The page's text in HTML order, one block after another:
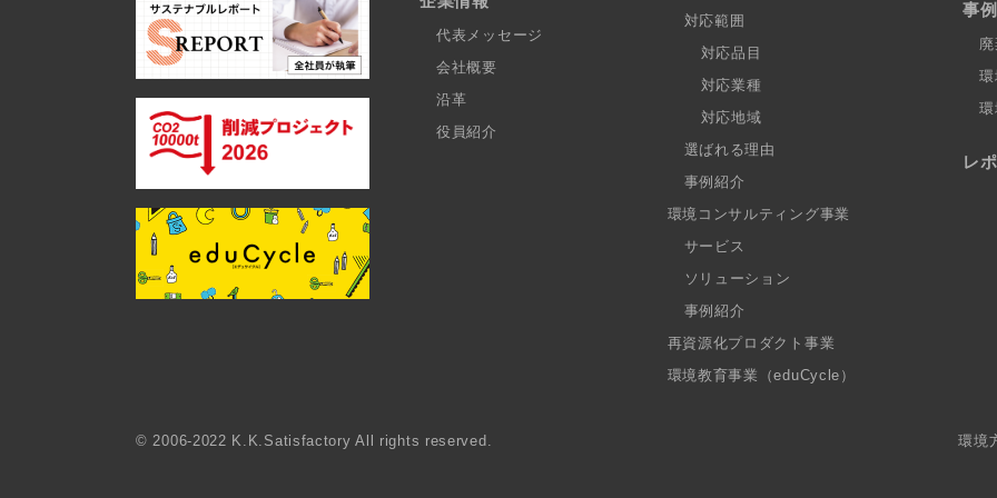
代表メッセージ
会社概要
沿革
役員紹介
対応範囲
対応品目
対応業種
対応地域
選ばれる理由
事例紹介
環境コンサルティング事業
サービス
ソリューション
事例紹介
再資源化プロダクト事業
環境教育事業（eduCycle）
事
レ
環境
© 2006-2022 K.K.Satisfactory All rights reserved.